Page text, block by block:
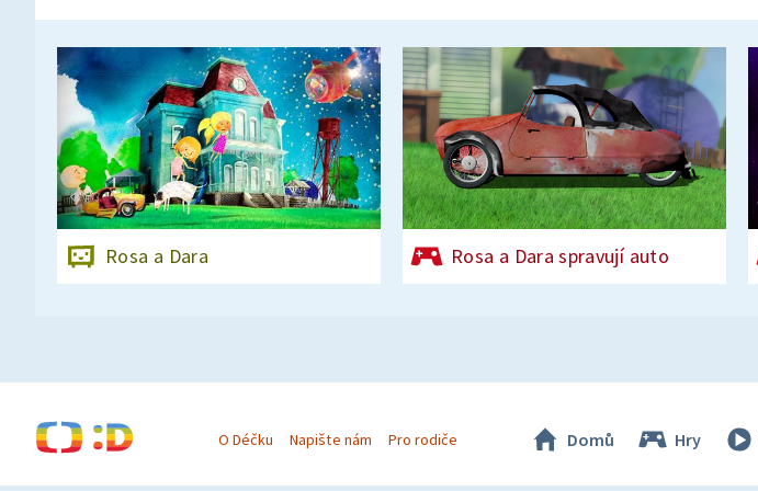
Rosa a Dara Rosa a Dara spravují auto
O Déčku Napište nám Pro rodiče Domů Hry